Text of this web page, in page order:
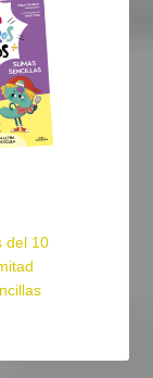
del 10